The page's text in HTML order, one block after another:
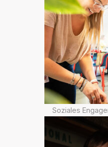
Soziales